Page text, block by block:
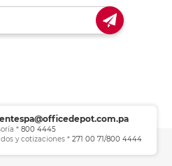
* 800 4445
y cotizaciones * 271 00 71/800 4444